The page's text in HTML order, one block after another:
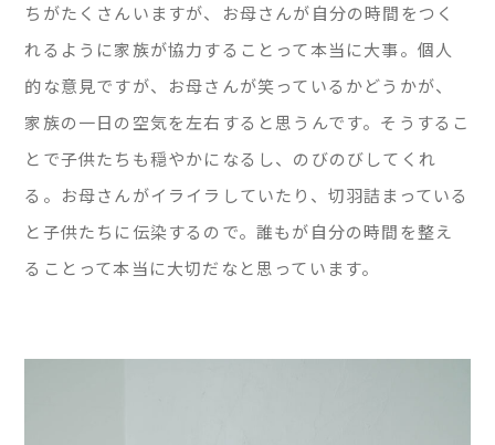
ちがたくさんいますが、お母さんが自分の時間をつく
れるように家族が協力することって本当に大事。個人
的な意見ですが、お母さんが笑っているかどうかが、
家族の一日の空気を左右すると思うんです。そうするこ
とで子供たちも穏やかになるし、のびのびしてくれ
る。お母さんがイライラしていたり、切羽詰まっている
と子供たちに伝染するので。誰もが自分の時間を整え
ることって本当に大切だなと思っています。